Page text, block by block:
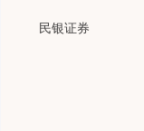
民银证券